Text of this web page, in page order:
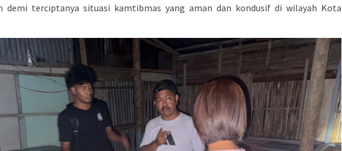
demi terciptanya situasi kamtibmas yang aman dan kondusif di wilayah Kota